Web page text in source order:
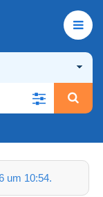
um 10:54.